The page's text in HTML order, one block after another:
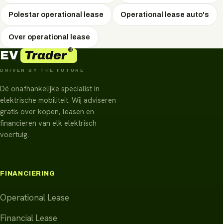
Polestar operational lease Operational lease auto's
Over operational lease
EV Trader®
DRIVEN BY THE FUTURE
Dé onafhankelijke specialist in
elektrische mobiliteit. Wij adviseren
gratis over kopen, leasen en
financieren van elk elektrisch
voertuig.
FINANCIERING
Operational Lease
Financial Lease